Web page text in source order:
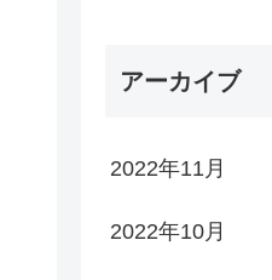
アーカイブ
2022年11月
2022年10月